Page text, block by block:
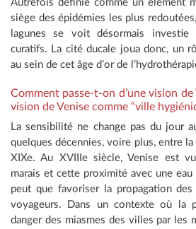
Autrefois définie comme un élément
siège des épidémies les plus
lagunes se voit désormais investie
curatifs. La cité ducale joua donc, un
au sein de cet âge d’or de
Comment passe-t-on d’une vision
vision de Venise comme “ville
La sensibilité ne change pas du jour
quelques décennies, voire plus, entre
XIXe. Au XVIIIe siècle, Venise est
marais et cette proximité avec une eau
peut que favoriser la propagation des
voyageurs. Dans un contexte où la
danger des miasmes des villes par les